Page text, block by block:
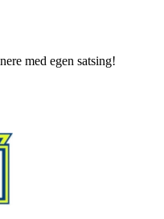
med egen satsing!